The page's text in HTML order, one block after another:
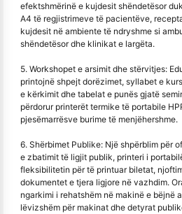
efektshmërinë e kujdesit shëndetësor
A4 të regjistrimeve të pacientëve,
kujdesit në ambiente të ndryshme si
shëndetësor dhe klinikat e largëta.
5. Workshopet e arsimit dhe stërvitjes:
printojnë shpejt dorëzimet, syllabet e
e kërkimit dhe tabelat e punës gjatë
përdorur printerët termike të portabile
pjesëmarrësve burime të menjëhershme.
6. Shërbimet Publike: Një shpërblim për
e zbatimit të ligjit publik, printeri i
fleksibilitetin për të printuar biletat,
dokumentet e tjera ligjore në vazhdim.
ngarkimi i rehatshëm në makinë e bëjnë
lëvizshëm për makinat dhe detyrat